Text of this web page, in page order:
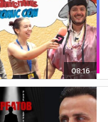
08:16